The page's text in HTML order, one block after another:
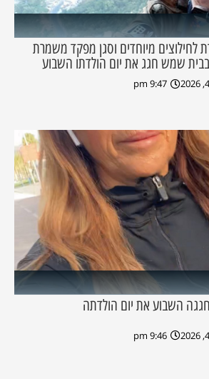
לחילוצים מיוחדים וסגן מפקד משמרת
שמש חגג את יום הולדתו השבוע
9:47 pm
השבוע את יום הולדתה
9:46 pm